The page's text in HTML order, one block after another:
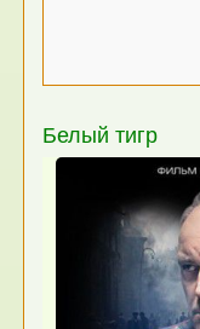
Белый тигр